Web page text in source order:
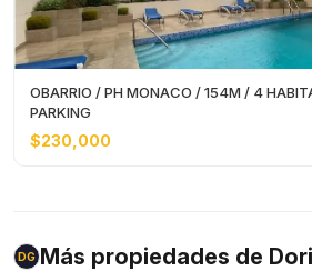
OBARRIO / PH MONACO / 154M / 4 HABITACION +
PARKING
$230,000
DG Más propiedades de